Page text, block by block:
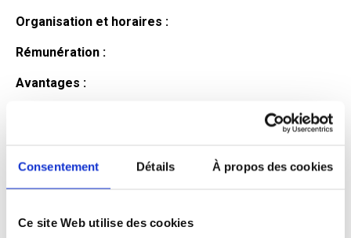
Consentement Détails À propos des cookies
Ce site Web utilise des cookies
Organisation et horaires :
Rémunération :
Avantages :
candidat
Qualifications et diplômes :